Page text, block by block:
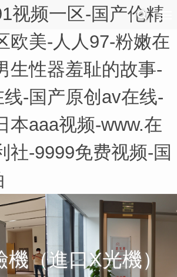
视频一区-国产伦精
欧美-人人97-粉嫩在
生性器羞耻的故事-
-国产原创av在线-
本aaa视频-www.在
社-9999免费视频-国
（進口X光機）